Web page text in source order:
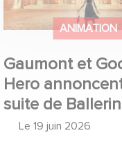
ANIMATION
Gaumont et
Hero
suite de
Le 19 juin 2026